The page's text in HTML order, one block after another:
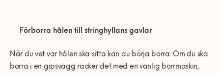
Förborra hålen till stringhyllans gavlar
När du vet var hålen ska sitta kan du börja borra. Om du ska
borra i en gipsvägg räcker det med en vanlig borrmaskin,